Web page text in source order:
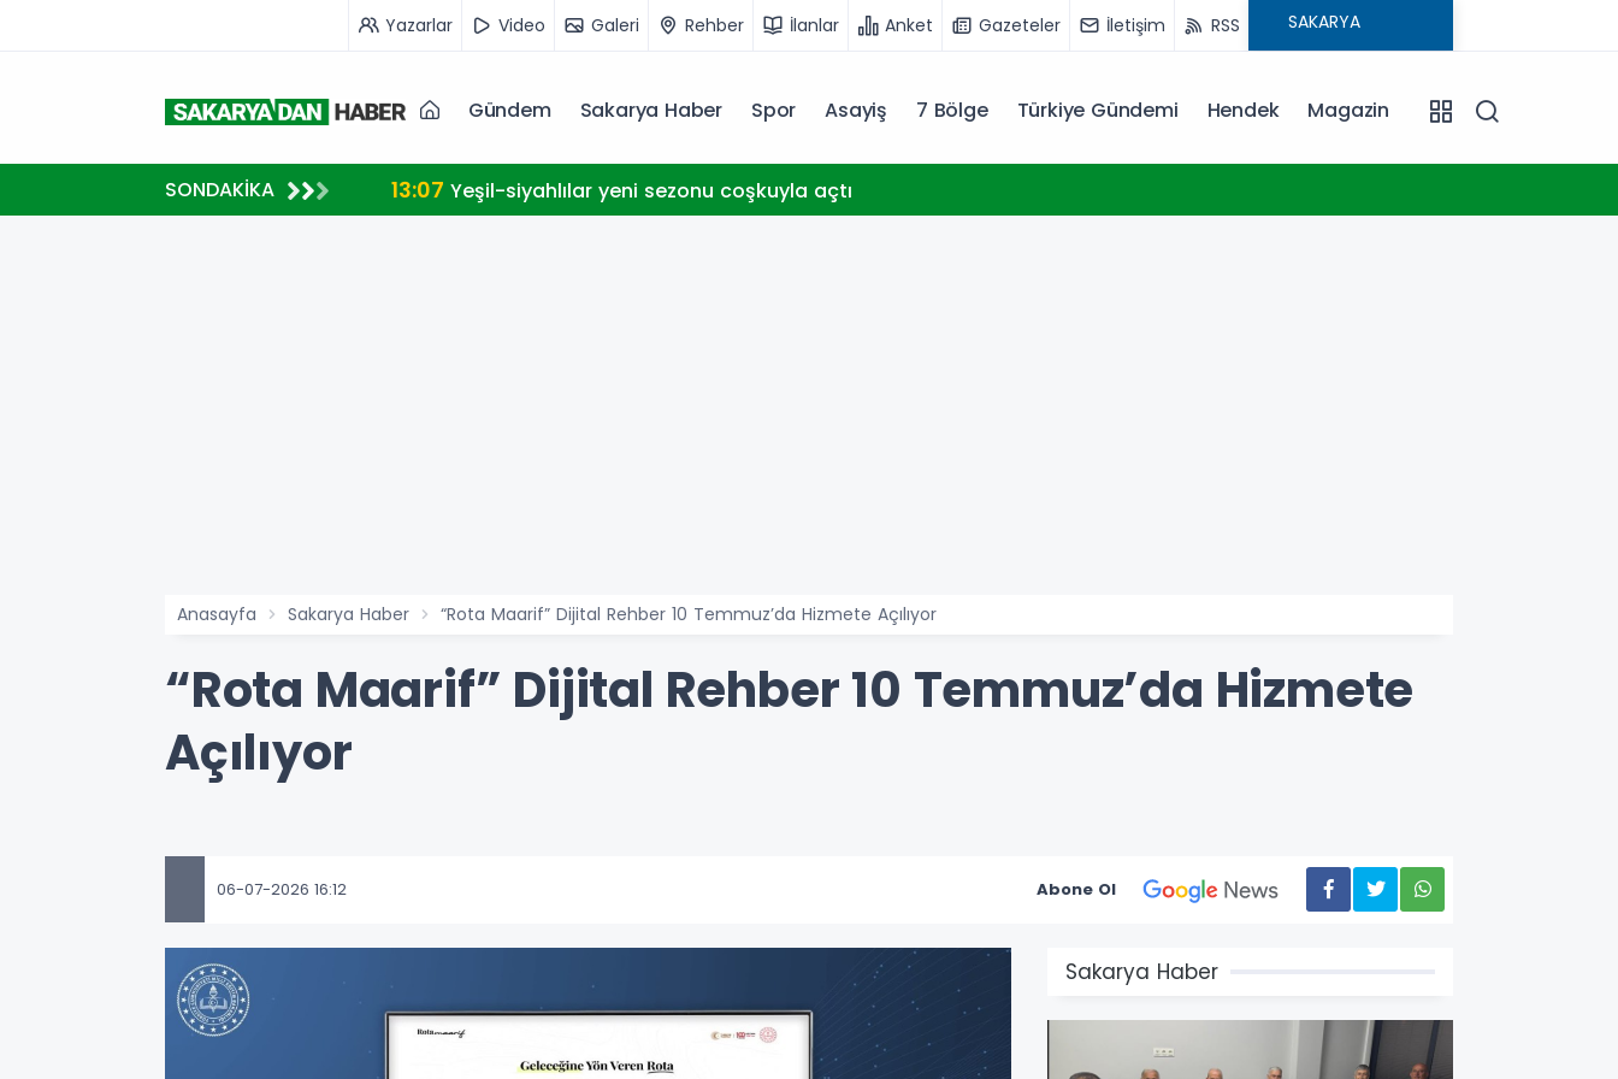
Yazarlar Video Galeri Rehber İlanlar Anket Gazeteler İletişim RSS
Gündem Sakarya Haber Spor Asayiş 7 Bölge Türkiye Gündemi Hendek Magazin
SONDAKİKA 13:07 Yeşil-siyahlılar yeni sezonu coşkuyla açtı
Anasayfa Sakarya Haber “Rota Maarif” Dijital Rehber 10 Temmuz’da Hizmete Açılıyor
“Rota Maarif” Dijital Rehber 10 Temmuz’da Hizmete
Açılıyor
06-07-2026 16:12 Abone Ol
Sakarya Haber